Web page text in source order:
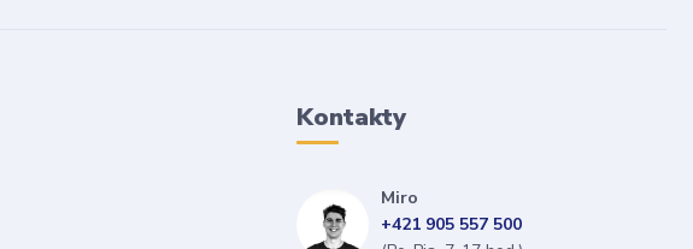
Kontakty
Miro
+421 905 557 500